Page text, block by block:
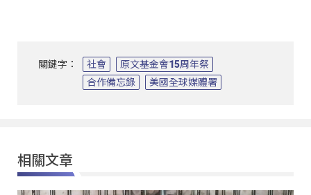
關鍵字： 社會
原文基金會15周年祭
合作備忘錄
美國全球媒體署
相關文章